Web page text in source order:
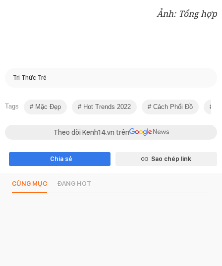
Ảnh: Tổng hợp
Tri Thức Trẻ
Tags Mặc Đẹp Hot Trends 2022 Cách Phối Đồ
Theo dõi Kenh14.vn trên
Chia sẻ Sao chép link
CÙNG MỤC ĐANG HOT